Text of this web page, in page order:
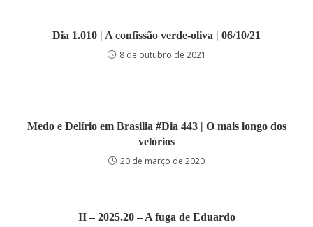
Dia 1.010 | A confissão verde-oliva | 06/10/21
8 de outubro de 2021
Medo e Delírio em Brasilia #Dia 443 | O mais longo dos
velórios
20 de março de 2020
II – 2025.20 – A fuga de Eduardo